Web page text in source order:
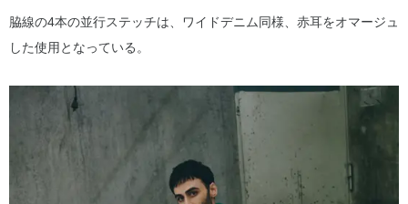
脇線の4本の並行ステッチは、ワイドデニム同様、赤耳をオマージュ
した使用となっている。